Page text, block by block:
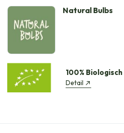
Natural Bulbs
100% Biologisch
Detail